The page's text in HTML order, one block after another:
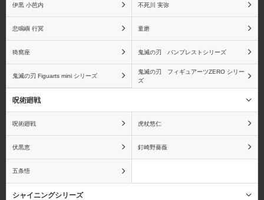
ゴール・D・ロジャー
ゲッコー・モリア
黒ひげ(マーシャル・D・
ティーチ)
伊黒 小芭内 不死川 実弥
悲鳴嶼 行冥 童磨
猗窩座 鬼滅の刃 バンプレストシリーズ
鬼滅の刃 Figuarts mini シリーズ
鬼滅の刃 フィギュアーツZERO シリー
ズ
呪術廻戦
呪術廻戦 虎杖悠仁
伏黒恵 釘崎野薔薇
五条悟
シャイニングシリーズ